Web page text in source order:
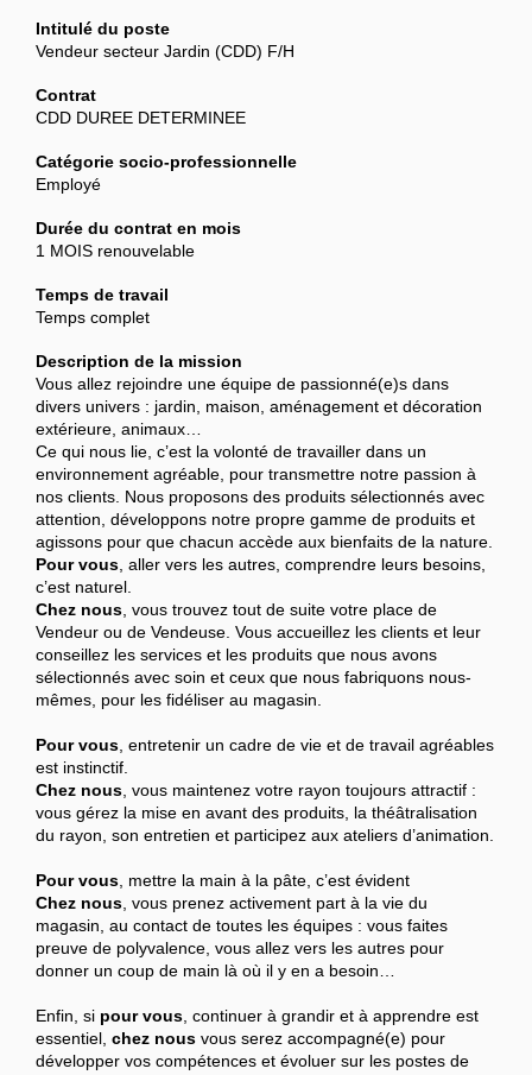
Intitulé du poste
Vendeur secteur Jardin (CDD) F/H
Contrat
CDD DUREE DETERMINEE
Catégorie socio-professionnelle
Employé
Durée du contrat en mois
1 MOIS renouvelable
Temps de travail
Temps complet
Description de la mission
Vous allez rejoindre une équipe de passionné(e)s dans
divers univers : jardin, maison, aménagement et décoration
extérieure, animaux…
Ce qui nous lie, c’est la volonté de travailler dans un
environnement agréable, pour transmettre notre passion à
nos clients. Nous proposons des produits sélectionnés avec
attention, développons notre propre gamme de produits et
agissons pour que chacun accède aux bienfaits de la nature.
Pour vous , aller vers les autres, comprendre leurs besoins,
c’est naturel.
Chez nous , vous trouvez tout de suite votre place de
Vendeur ou de Vendeuse. Vous accueillez les clients et leur
conseillez les services et les produits que nous avons
sélectionnés avec soin et ceux que nous fabriquons nous-
mêmes, pour les fidéliser au magasin.
Pour vous , entretenir un cadre de vie et de travail agréables
est instinctif.
Chez nous , vous maintenez votre rayon toujours attractif :
vous gérez la mise en avant des produits, la théâtralisation
du rayon, son entretien et participez aux ateliers d’animation.
Pour vous , mettre la main à la pâte, c’est évident
Chez nous , vous prenez activement part à la vie du
magasin, au contact de toutes les équipes : vous faites
preuve de polyvalence, vous allez vers les autres pour
donner un coup de main là où il y en a besoin…
Enfin, si pour vous , continuer à grandir et à apprendre est
essentiel, chez nous vous serez accompagné(e) pour
développer vos compétences et évoluer sur les postes de